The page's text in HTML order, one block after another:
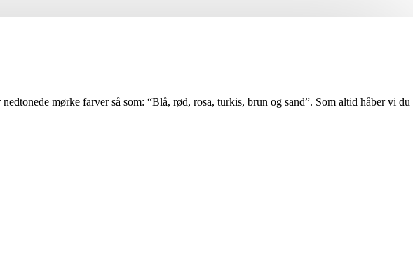
mørke farver så som: “Blå, rød, rosa, turkis, brun og sand”. Som altid håber vi du